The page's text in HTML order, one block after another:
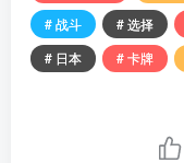
# 战斗
# 选择
# 日本
# 卡牌